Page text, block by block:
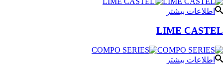
اطلاعات بیشتر
LIME CASTEL
اطلاعات بیشتر